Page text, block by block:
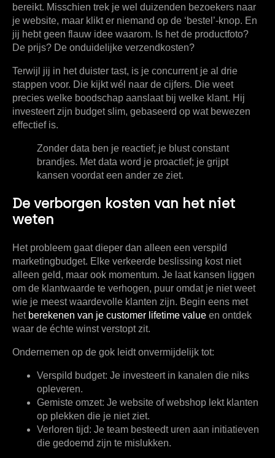
bereikt. Misschien trek je wel duizenden bezoekers naar
je website, maar klikt er niemand op de ‘bestel’-knop. En
jij hebt geen flauw idee waarom. Is het de productfoto?
De prijs? De onduidelijke verzendkosten?
Terwijl jij in het duister tast, is je concurrent je al drie
stappen voor. Die kijkt wél naar de cijfers. Die weet
precies welke boodschap aanslaat bij welke klant. Hij
investeert zijn budget slim, gebaseerd op wat bewezen
effectief is.
Zonder data ben je reactief; je blust constant
brandjes. Met data word je proactief; je grijpt
kansen voordat een ander ze ziet.
De verborgen kosten van het niet
weten
Het probleem gaat dieper dan alleen een verspild
marketingbudget. Elke verkeerde beslissing kost niet
alleen geld, maar ook momentum. Je laat kansen liggen
om de klantwaarde te verhogen, puur omdat je niet weet
wie je meest waardevolle klanten zijn. Begin eens met
het berekenen van je customer lifetime value en ontdek
waar de échte winst verstopt zit.
Ondernemen op de gok leidt onvermijdelijk tot:
Verspild budget: Je investeert in kanalen die niks
opleveren.
Gemiste omzet: Je website of webshop lekt klanten
op plekken die je niet ziet.
Verloren tijd: Je team besteedt uren aan initiatieven
die gedoemd zijn te mislukken.